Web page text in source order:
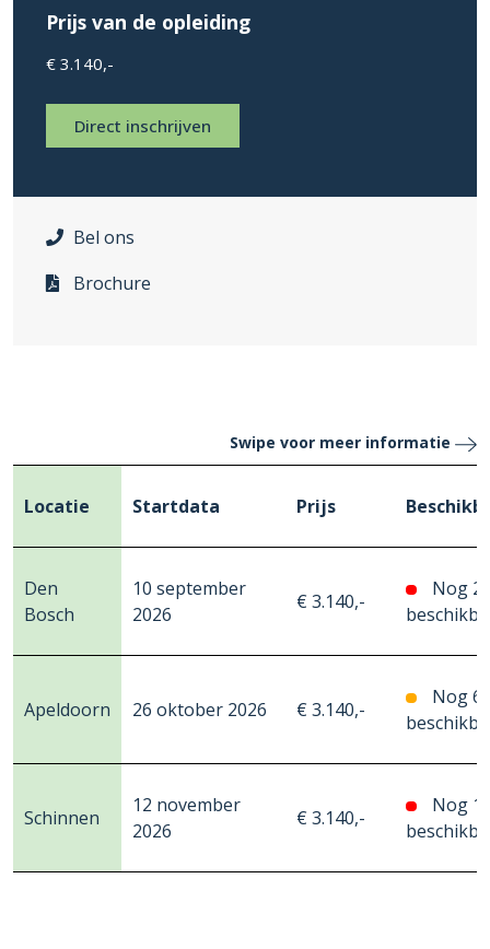
Prijs van de opleiding
€ 3.140,-
Direct inschrijven
Bel ons
Brochure
Swipe voor meer informatie
Locatie Startdata Prijs
Den
Bosch
10 september
2026
€ 3.140,-
Nog 2
Apeldoorn 26 oktober 2026 € 3.140,-
Nog 6
Schinnen
12 november
2026
€ 3.140,-
Nog 1